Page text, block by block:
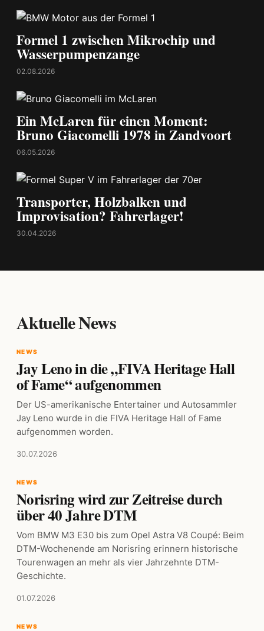
Formel 1 zwischen Mikrochip und
Wasserpumpenzange
02.08.2026
Ein McLaren für einen Moment:
Bruno Giacomelli 1978 in Zandvoort
06.05.2026
Transporter, Holzbalken und
Improvisation? Fahrerlager!
30.04.2026
Aktuelle News
NEWS
Jay Leno in die „FIVA Heritage Hall
of Fame“ aufgenommen
Der US-amerikanische Entertainer und Autosammler
Jay Leno wurde in die FIVA Heritage Hall of Fame
aufgenommen worden.
30.07.2026
NEWS
Norisring wird zur Zeitreise durch
über 40 Jahre DTM
Vom BMW M3 E30 bis zum Opel Astra V8 Coupé: Beim
DTM-Wochenende am Norisring erinnern historische
Tourenwagen an mehr als vier Jahrzehnte DTM-
Geschichte.
01.07.2026
NEWS